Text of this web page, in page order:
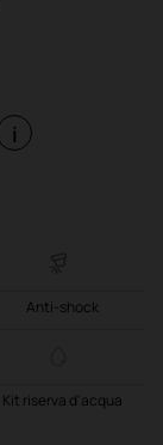
i
Anti-shock
Kit riserva d'acqua